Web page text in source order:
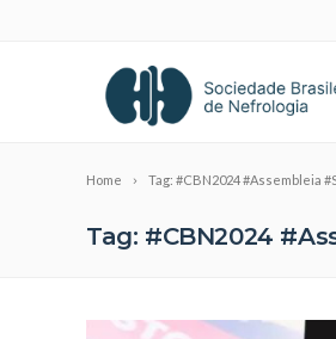
Home Tag: #CBN2024 #Assembleia
Tag: #CBN2024